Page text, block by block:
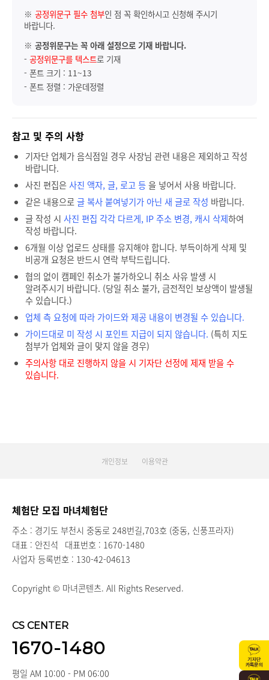
※ 공정위문구 필수 첨부인 점 꼭 확인하시고 신청해 주시기
바랍니다.
※ 공정위문구는 꼭 아래 설정으로 기재 바랍니다.
- 공정위문구를 텍스트로 기재
- 폰트 크기 : 11~13
- 폰트 정렬 : 가운데정렬
참고 및 주의 사항
기자단 업체가 음식점일 경우 사장님 관련 내용은 제외하고 작성
바랍니다.
사진 편집은사진 액자, 글, 로고 등을 넣어서 사용 바랍니다.
같은 내용으로글 복사 붙여넣기가 아닌 새 글로 작성 바랍니다.
글 작성 시 사진 편집 각각 다르게, IP 주소 변경, 캐시 삭제하여
작성 바랍니다.
6개월 이상 업로드 상태를 유지해야 합니다. 부득이하게 삭제 및
비공개 요청은 반드시 연락 부탁드립니다.
협의 없이 캠페인 취소가 불가하오니 취소 사유 발생 시
알려주시기 바랍니다. (당일 취소 불가, 금전적인 보상액이 발생될
수 있습니다.)
업체 측 요청에 따라 가이드와 제공 내용이 변경될 수 있습니다.
가이드대로 미 작성 시 포인트 지급이 되지 않습니다. (특히 지도
첨부가 업체와 글이 맞지 않을 경우)
주의사항 대로 진행하지 않을 시 기자단 선정에 제재 받을 수
있습니다.
개인정보 이용약관
체험단 모집 마녀체험단
주소 : 경기도 부천시 중동로 248번길,703호 (중동, 신풍프라자)
대표 : 안진석 대표번호 : 1670-1480
사업자 등록번호 : 130-42-04613
Copyright © 마녀콘텐츠. All Rights Reserved.
CS CENTER
1670-1480
평일 AM 10:00 - PM 06:00